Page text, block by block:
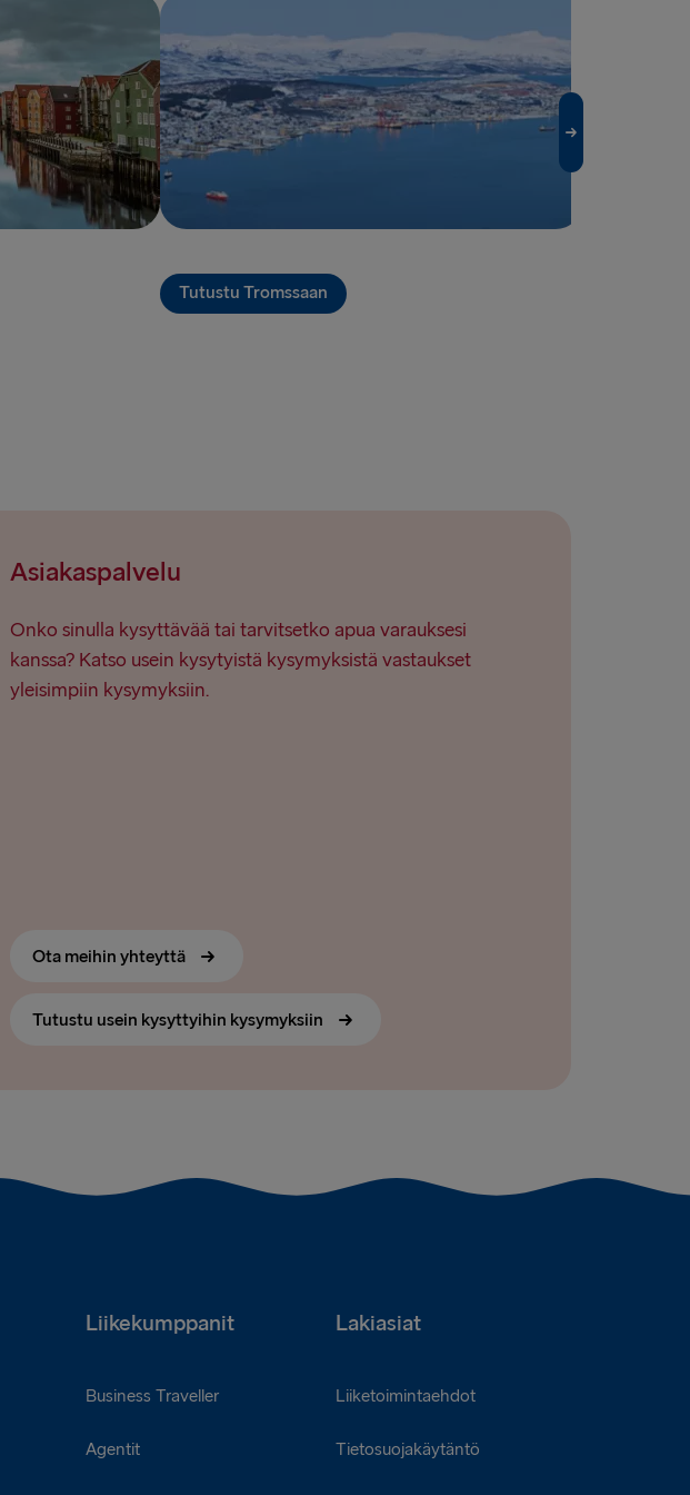
Halmstad → Grenaa
Karlskrona → Gdynia
Dublin → Holyhead
Belfast → Liverpool
Belfast → Cairnryan
Hook of Holland → Harwich
Rosslare → Fishguard
Nynäshamn → Ventspils
Tutustu Tromssaan
Asiakaspalvelu
Onko sinulla kysyttävää tai tarvitsetko apua varauksesi
kanssa? Katso usein kysytyistä kysymyksistä vastaukset
yleisimpiin kysymyksiin.
Ota meihin yhteyttä
Tutustu usein kysyttyihin kysymyksiin
Liikekumppanit Lakiasiat
Business Traveller
Agentit
Liiketoimintaehdot
Tietosuojakäytäntö